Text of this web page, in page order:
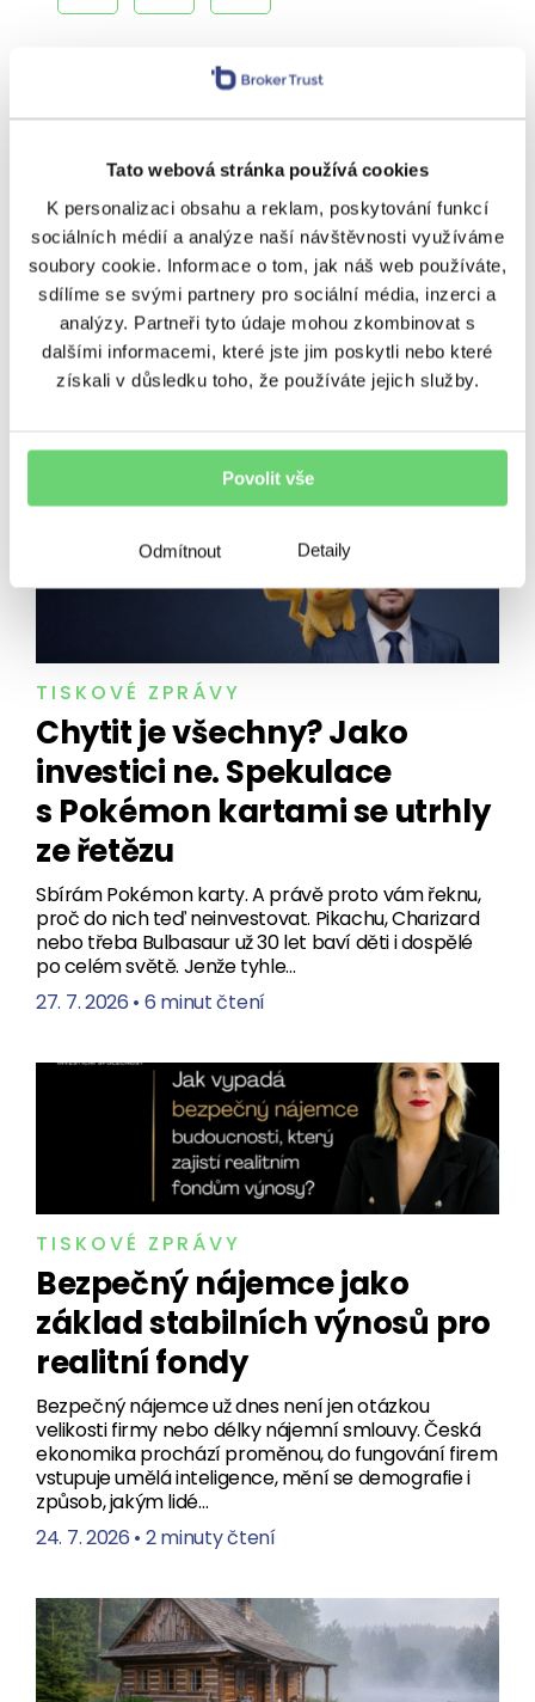
Detaily
Tato webová stránka používá cookies
K personalizaci obsahu a reklam, poskytování funkcí
sociálních médií a analýze naší návštěvnosti využíváme
soubory cookie. Informace o tom, jak náš web používáte,
sdílíme se svými partnery pro sociální média, inzerci a
analýzy. Partneři tyto údaje mohou zkombinovat s
dalšími informacemi, které jste jim poskytli nebo které
získali v důsledku toho, že používáte jejich služby.
Povolit vše
Odmítnout
BeTy Nezařazené
Ostatní
Podcasty
Poradenství
Regiony
Rizika
Úvěrování
Výnosy
Vzdělávání
Zpravodaj
TISKOVÉ ZPRÁVY
Chytit je všechny? Jako
investici ne. Spekulace
s Pokémon kartami se utrhly
ze řetězu
Sbírám Pokémon karty. A právě proto vám řeknu,
proč do nich teď neinvestovat. Pikachu, Charizard
nebo třeba Bulbasaur už 30 let baví děti i dospělé
po celém světě. Jenže tyhle…
27. 7. 2026 • 6 minut čtení
TISKOVÉ ZPRÁVY
Bezpečný nájemce jako
základ stabilních výnosů pro
realitní fondy
Bezpečný nájemce už dnes není jen otázkou
velikosti firmy nebo délky nájemní smlouvy. Česká
ekonomika prochází proměnou, do fungování firem
vstupuje umělá inteligence, mění se demografie i
způsob, jakým lidé…
24. 7. 2026 • 2 minuty čtení